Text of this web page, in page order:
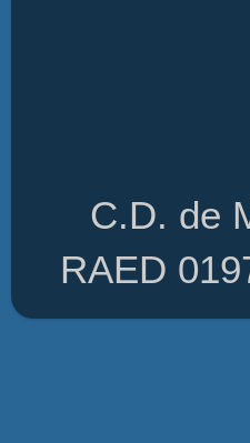
C.D. de
RAED